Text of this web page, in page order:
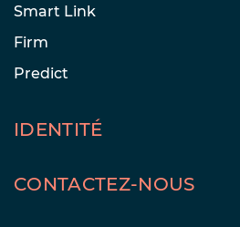
Smart Link
Firm
Predict
IDENTITÉ
CONTACTEZ-NOUS